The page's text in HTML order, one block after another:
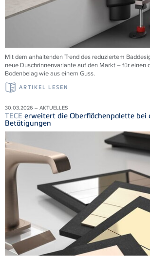
Mit dem anhaltenden Trend des reduziertem
neue Duschrinnenvariante auf den Markt – für einen
Bodenbelag wie aus einem Guss.
ARTIKEL LESEN
30.03.2026 – AKTUELLES
TECE erweitert die Oberflächenpalette bei
Betätigungen